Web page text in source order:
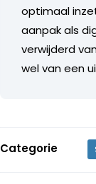
optimaal
aanpak als
verwijderd
wel van een
Categorie